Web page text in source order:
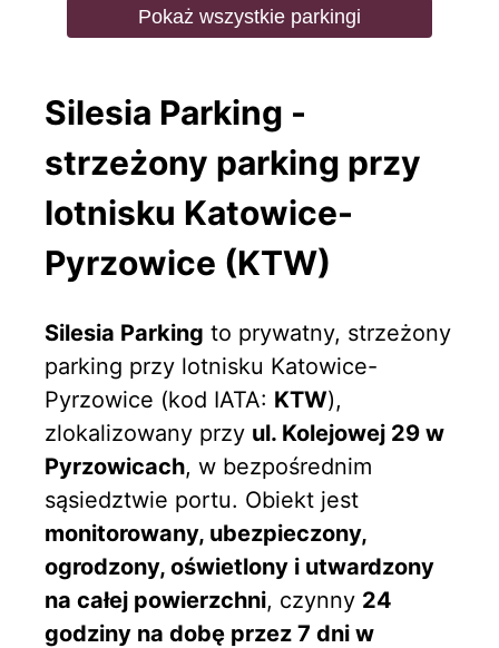
Pokaż wszystkie parkingi
Silesia Parking -
strzeżony parking przy
lotnisku Katowice-
Pyrzowice (KTW)
Silesia Parking to prywatny, strzeżony
parking przy lotnisku Katowice-
Pyrzowice (kod IATA: KTW),
zlokalizowany przy ul. Kolejowej 29 w
Pyrzowicach, w bezpośrednim
sąsiedztwie portu. Obiekt jest
monitorowany, ubezpieczony,
ogrodzony, oświetlony i utwardzony
na całej powierzchni, czynny 24
godziny na dobę przez 7 dni w